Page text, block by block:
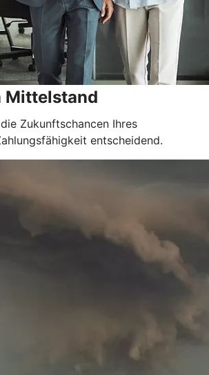
Mittelstand
Zukunftschancen Ihres
entscheidend.